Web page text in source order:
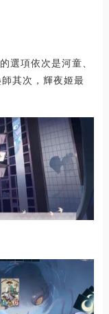
選項依次是河童、
其次，輝夜姬最